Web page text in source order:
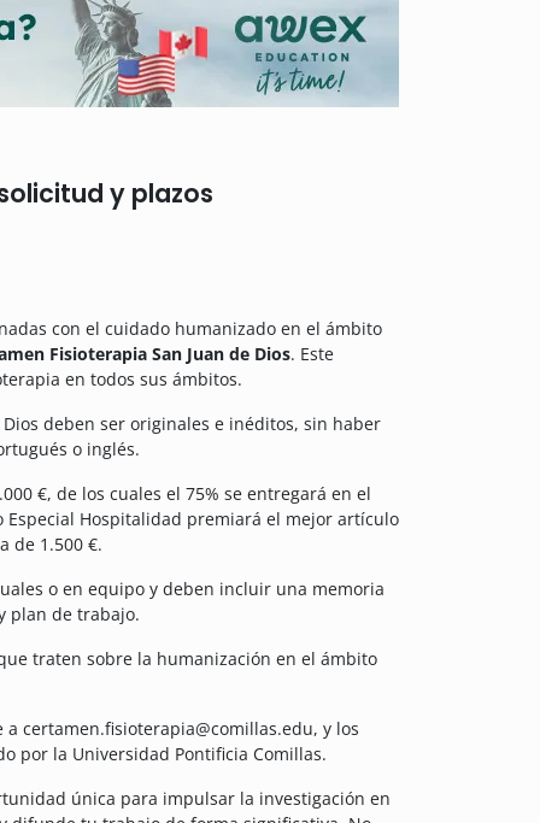
y plazos
con el cuidado humanizado en el ámbito
Fisioterapia San Juan de Dios. Este
en todos sus ámbitos.
deben ser originales e inéditos, sin haber
o inglés.
€, de los cuales el 75% se entregará en el
Hospitalidad premiará el mejor artículo
de 1.500 €.
o en equipo y deben incluir una memoria
plan de trabajo.
traten sobre la humanización en el ámbito
certamen.fisioterapia@comillas.edu, y los
por la Universidad Pontificia Comillas.
única para impulsar la investigación en